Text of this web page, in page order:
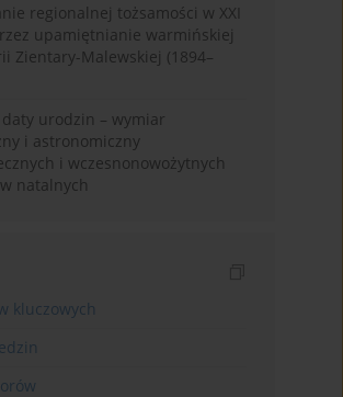
regionalnej tożsamości w XXI
upamiętnianie warmińskiej
Zientary-Malewskiej (1894–
urodzin – wymiar
i astronomiczny
i wczesnonowożytnych
natalnych
kluczowych